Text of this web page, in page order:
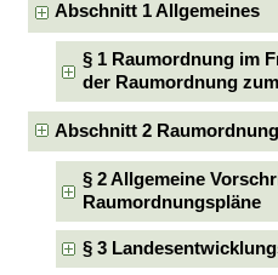
Abschnitt 1 Allgemeines
§ 1 Raumordnung im
der Raumordnung
Abschnitt 2
§ 2 Allgemeine
Raumordnungspläne
§ 3